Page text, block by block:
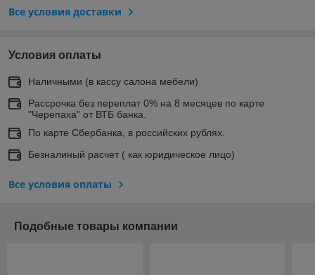
Все условия доставки
Условия оплаты
Наличными (в кассу салона мебели)
Рассрочка без переплат 0% на 8 месяцев по карте
"Черепаха" от ВТБ банка.
По карте Сбербанка, в российских рублях.
Безналиный расчет ( как юридическое лицо)
Все условия оплаты
Подобные товары компании